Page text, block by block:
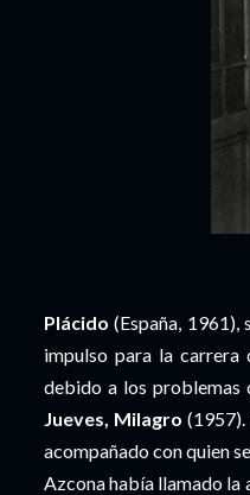
Plácido (España,
impulso para la carrera
debido a los problemas
Jueves, Milagro
acompañado con quien
Azcona había llamado la